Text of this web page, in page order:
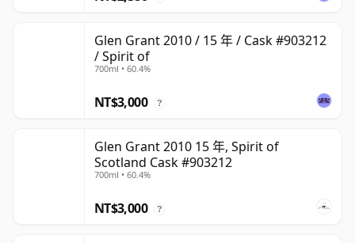
Glen Grant 2010 / 15 年 / Cask #903212
/ Spirit of
700ml • 60.4%
NT$3,000 ?
Glen Grant 2010 15 年, Spirit of
Scotland Cask #903212
700ml • 60.4%
NT$3,000 ?